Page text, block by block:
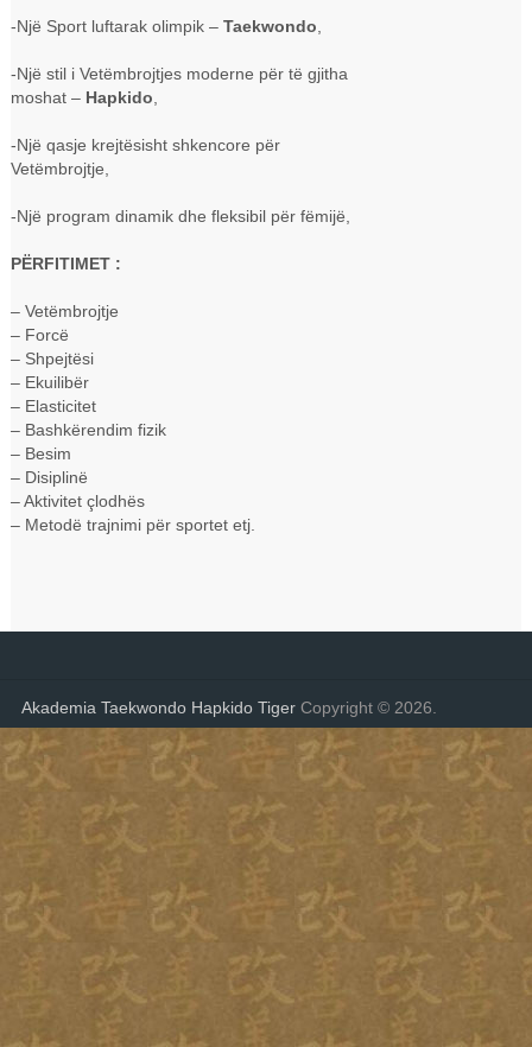
-Një Sport luftarak olimpik – Taekwondo,
-Një stil i Vetëmbrojtjes moderne për të gjitha
moshat – Hapkido,
-Një qasje krejtësisht shkencore për
Vetëmbrojtje,
-Një program dinamik dhe fleksibil për fëmijë,
PËRFITIMET :
– Vetëmbrojtje
– Forcë
– Shpejtësi
– Ekuilibër
– Elasticitet
– Bashkërendim fizik
– Besim
– Disiplinë
– Aktivitet çlodhës
– Metodë trajnimi për sportet etj.
Akademia Taekwondo Hapkido TigerCopyright © 2026.